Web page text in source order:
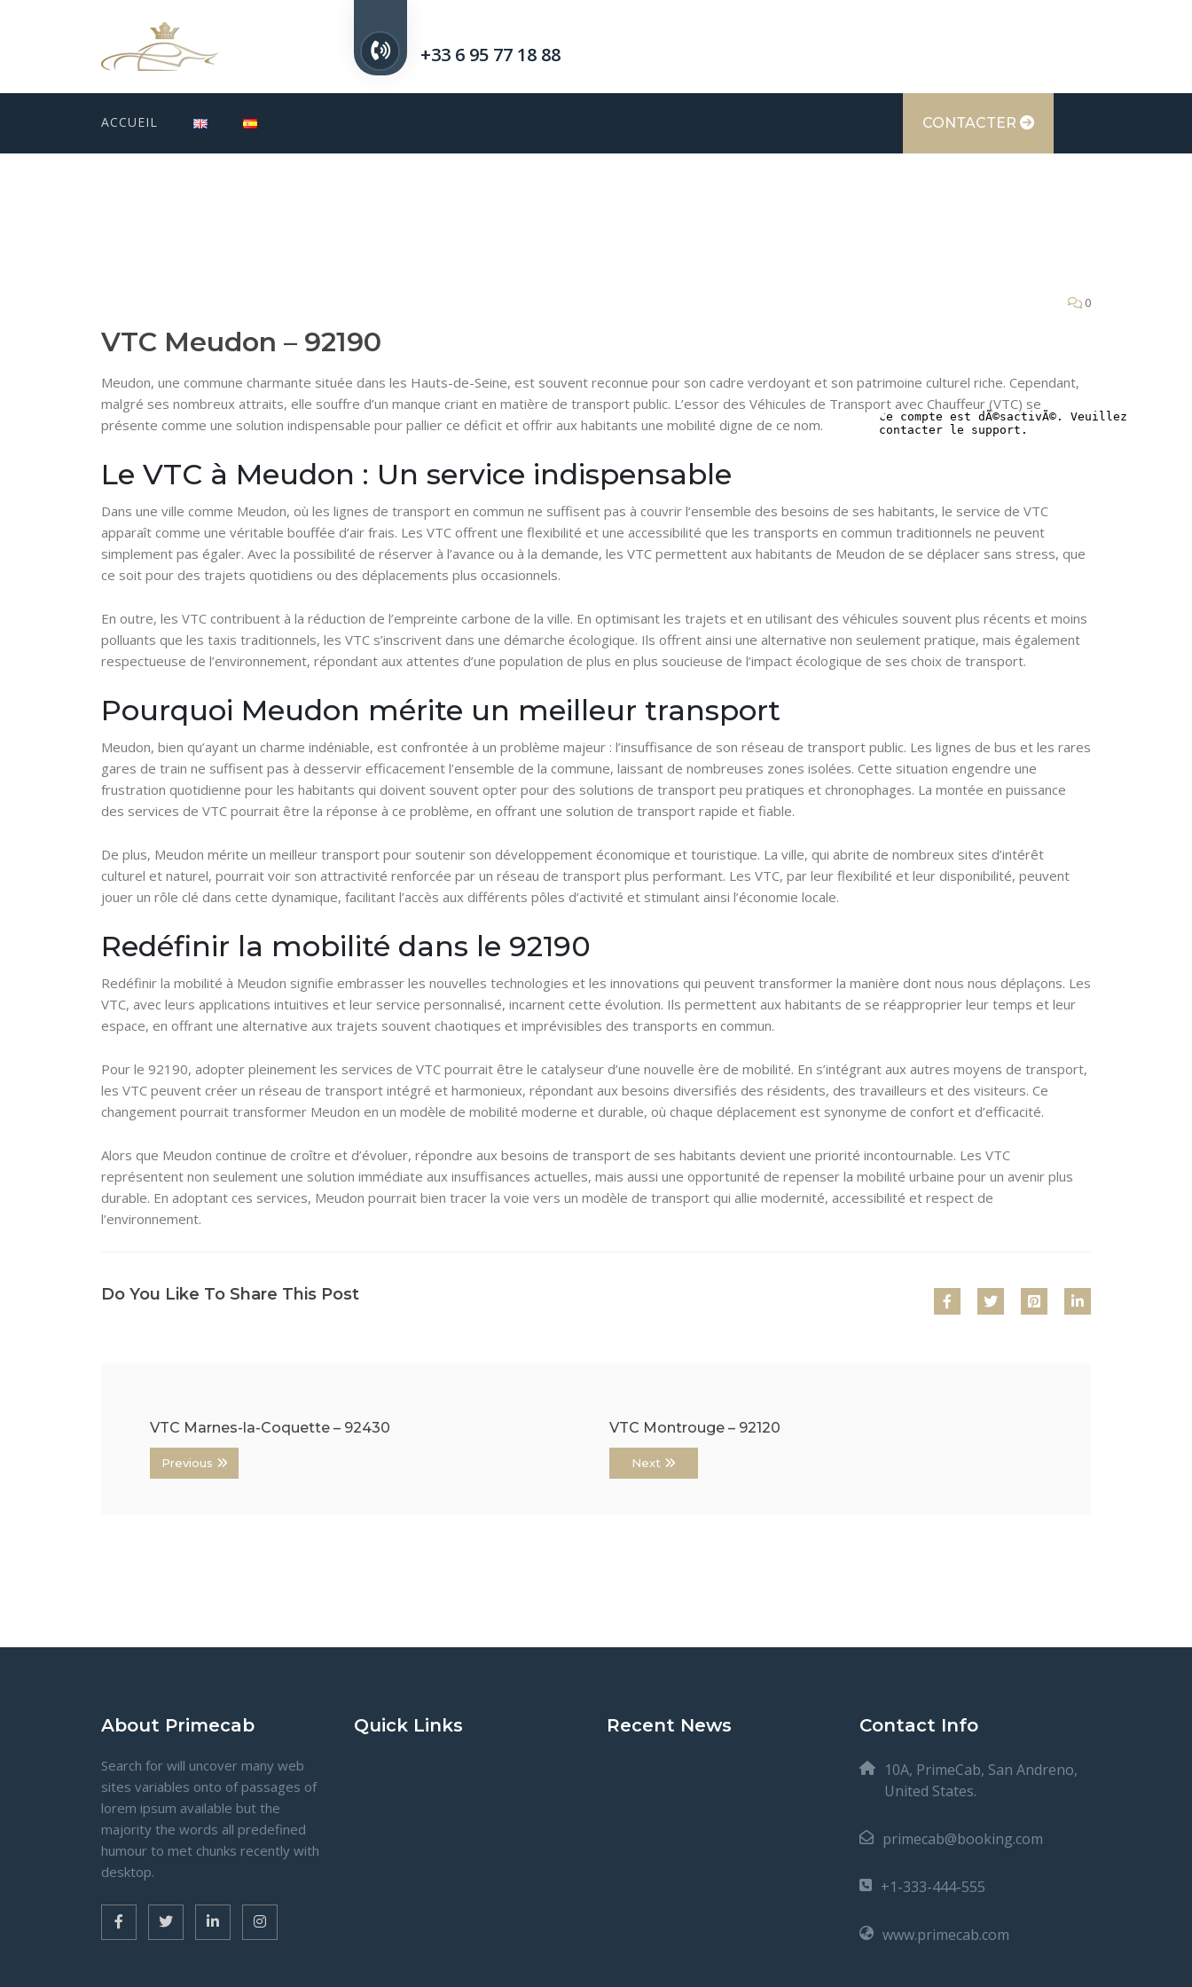
+33 6 95 77 18 88
ACCUEIL CONTACTER
0
VTC Meudon – 92190
Meudon, une commune charmante située dans les Hauts-de-Seine, est souvent reconnue pour son cadre verdoyant et son patrimoine culturel riche. Cependant,
malgré ses nombreux attraits, elle souffre d’un manque criant en matière de transport public. L’essor des Véhicules de Transport avec Chauffeur (VTC) se
présente comme une solution indispensable pour pallier ce déficit et offrir aux habitants une mobilité digne de ce nom.
Le VTC à Meudon : Un service indispensable
Dans une ville comme Meudon, où les lignes de transport en commun ne suffisent pas à couvrir l’ensemble des besoins de ses habitants, le service de VTC
apparaît comme une véritable bouffée d’air frais. Les VTC offrent une flexibilité et une accessibilité que les transports en commun traditionnels ne peuvent
simplement pas égaler. Avec la possibilité de réserver à l’avance ou à la demande, les VTC permettent aux habitants de Meudon de se déplacer sans stress, que
ce soit pour des trajets quotidiens ou des déplacements plus occasionnels.
En outre, les VTC contribuent à la réduction de l’empreinte carbone de la ville. En optimisant les trajets et en utilisant des véhicules souvent plus récents et moins
polluants que les taxis traditionnels, les VTC s’inscrivent dans une démarche écologique. Ils offrent ainsi une alternative non seulement pratique, mais également
respectueuse de l’environnement, répondant aux attentes d’une population de plus en plus soucieuse de l’impact écologique de ses choix de transport.
Pourquoi Meudon mérite un meilleur transport
Meudon, bien qu’ayant un charme indéniable, est confrontée à un problème majeur : l’insuffisance de son réseau de transport public. Les lignes de bus et les rares
gares de train ne suffisent pas à desservir efficacement l’ensemble de la commune, laissant de nombreuses zones isolées. Cette situation engendre une
frustration quotidienne pour les habitants qui doivent souvent opter pour des solutions de transport peu pratiques et chronophages. La montée en puissance
des services de VTC pourrait être la réponse à ce problème, en offrant une solution de transport rapide et fiable.
De plus, Meudon mérite un meilleur transport pour soutenir son développement économique et touristique. La ville, qui abrite de nombreux sites d’intérêt
culturel et naturel, pourrait voir son attractivité renforcée par un réseau de transport plus performant. Les VTC, par leur flexibilité et leur disponibilité, peuvent
jouer un rôle clé dans cette dynamique, facilitant l’accès aux différents pôles d’activité et stimulant ainsi l’économie locale.
Redéfinir la mobilité dans le 92190
Redéfinir la mobilité à Meudon signifie embrasser les nouvelles technologies et les innovations qui peuvent transformer la manière dont nous nous déplaçons. Les
VTC, avec leurs applications intuitives et leur service personnalisé, incarnent cette évolution. Ils permettent aux habitants de se réapproprier leur temps et leur
espace, en offrant une alternative aux trajets souvent chaotiques et imprévisibles des transports en commun.
Pour le 92190, adopter pleinement les services de VTC pourrait être le catalyseur d’une nouvelle ère de mobilité. En s’intégrant aux autres moyens de transport,
les VTC peuvent créer un réseau de transport intégré et harmonieux, répondant aux besoins diversifiés des résidents, des travailleurs et des visiteurs. Ce
changement pourrait transformer Meudon en un modèle de mobilité moderne et durable, où chaque déplacement est synonyme de confort et d’efficacité.
Alors que Meudon continue de croître et d’évoluer, répondre aux besoins de transport de ses habitants devient une priorité incontournable. Les VTC
représentent non seulement une solution immédiate aux insuffisances actuelles, mais aussi une opportunité de repenser la mobilité urbaine pour un avenir plus
durable. En adoptant ces services, Meudon pourrait bien tracer la voie vers un modèle de transport qui allie modernité, accessibilité et respect de
l’environnement.
Do You Like To Share This Post
VTC Marnes-la-Coquette – 92430
Previous
VTC Montrouge – 92120
Next
About Primecab
Search for will uncover many web
sites variables onto of passages of
lorem ipsum available but the
majority the words all predefined
humour to met chunks recently with
desktop.
Quick Links Recent News Contact Info
10A, PrimeCab, San Andreno,
United States.
primecab@booking.com
+1-333-444-555
www.primecab.com